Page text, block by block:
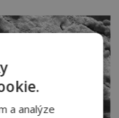
a analýze